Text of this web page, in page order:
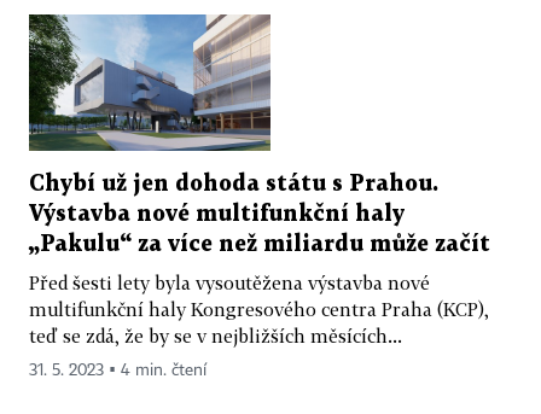
Chybí už jen dohoda státu s Prahou.
Výstavba nové multifunkční haly
„Pakulu“ za více než miliardu může začít
Před šesti lety byla vysoutěžena výstavba nové
multifunkční haly Kongresového centra Praha (KCP),
teď se zdá, že by se v nejbližších měsících...
31. 5. 2023 ▪ 4 min. čtení